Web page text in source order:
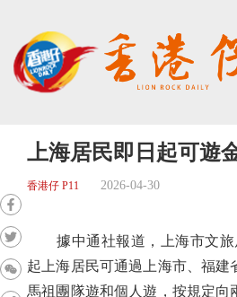
上海居民即日起可遊
香港仔 P11 2026-04-30
據中通社報道，上海市文旅
起上海居民可通過上海市、福建
馬祖團隊遊和個人遊，按規定向